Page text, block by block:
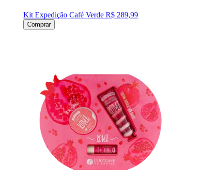
Kit Expedição Café Verde R$ 289,99
Comprar